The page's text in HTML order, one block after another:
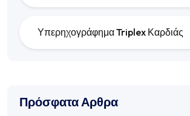
Υπερηχογράφημα Triplex Καρδιάς
Πρόσφατα Αρθρα